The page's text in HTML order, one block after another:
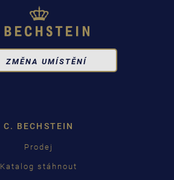
ZMĚNA UMÍSTĚNÍ
C. BECHSTEIN
Prodej
Katalog stáhnout